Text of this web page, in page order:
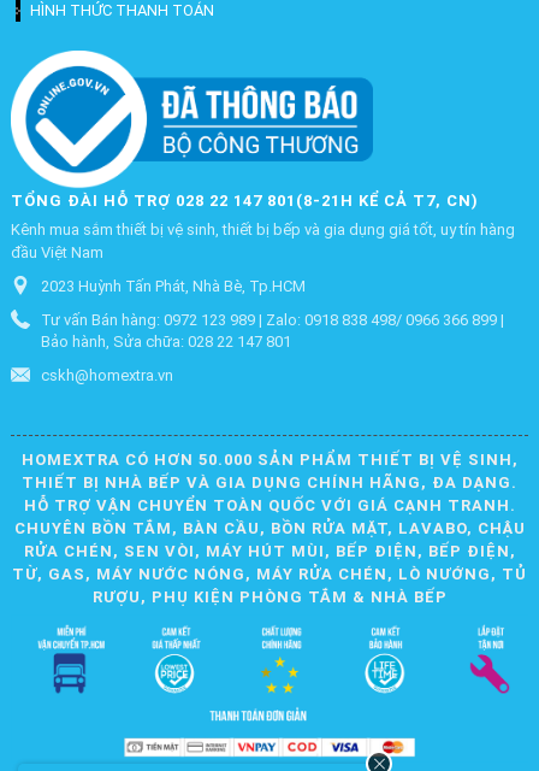
HÌNH THỨC THANH TOÁN
TỔNG ĐÀI HỖ TRỢ 028 22 147 801(8-21H KỂ CẢ T7, CN)
Kênh mua sắm thiết bị vệ sinh, thiết bị bếp và gia dụng giá tốt, uy tín hàng
đầu Việt Nam
2023 Huỳnh Tấn Phát, Nhà Bè, Tp.HCM
Tư vấn Bán hàng: 0972 123 989 | Zalo: 0918 838 498/ 0966 366 899 |
Bảo hành, Sửa chữa: 028 22 147 801
cskh@homextra.vn
HOMEXTRA CÓ HƠN 50.000 SẢN PHẨM THIẾT BỊ VỆ SINH,
THIẾT BỊ NHÀ BẾP VÀ GIA DỤNG CHÍNH HÃNG, ĐA DẠNG.
HỖ TRỢ VẬN CHUYỂN TOÀN QUỐC VỚI GIÁ CẠNH TRANH.
CHUYÊN BỒN TẮM, BÀN CẦU, BỒN RỬA MẶT, LAVABO, CHẬU
RỬA CHÉN, SEN VÒI, MÁY HÚT MÙI, BẾP ĐIỆN, BẾP ĐIỆN,
TỪ, GAS, MÁY NƯỚC NÓNG, MÁY RỬA CHÉN, LÒ NƯỚNG, TỦ
RƯỢU, PHỤ KIỆN PHÒNG TẮM & NHÀ BẾP